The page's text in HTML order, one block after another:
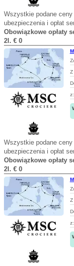
Wszystkie podane ceny
ubezpieczenia i opłat
Obowiązkowe opłaty
2l. € 0
Z
z:
Wszystkie podane ceny
ubezpieczenia i opłat
Obowiązkowe opłaty
2l. € 0
Z
z: